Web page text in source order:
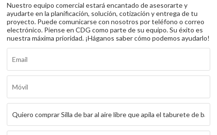
Nuestro equipo comercial estará encantado de asesorarte y
ayudarte en la planificación, solución, cotización y entrega de tu
proyecto. Puede comunicarse con nosotros por teléfono o correo
electrónico. Piense en CDG como parte de su equipo. Su éxito es
nuestra máxima prioridad. ¡Háganos saber cómo podemos ayudarlo!